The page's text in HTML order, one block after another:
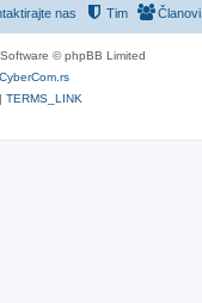
Članovi
Tim
nas
© phpBB Limited
| TERMS_LINK